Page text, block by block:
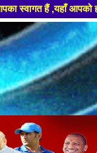
हमेशा ताजा खबरों